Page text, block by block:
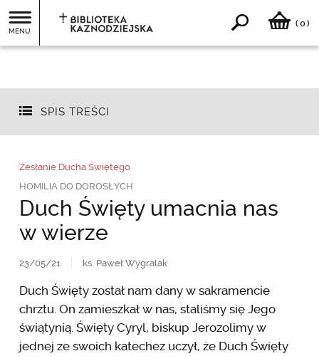
MENU
( 0)
SPIS TREŚCI
Zesłanie Ducha Świętego
HOMILIA DO DOROSŁYCH
Duch Święty umacnia nas
w wierze
23/05/21 ks. Paweł Wygralak
Duch Święty został nam dany w sakramencie
chrztu. On zamieszkał w nas, staliśmy się Jego
świątynią. Święty Cyryl, biskup Jerozolimy w
jednej ze swoich katechez uczył, że Duch Święty